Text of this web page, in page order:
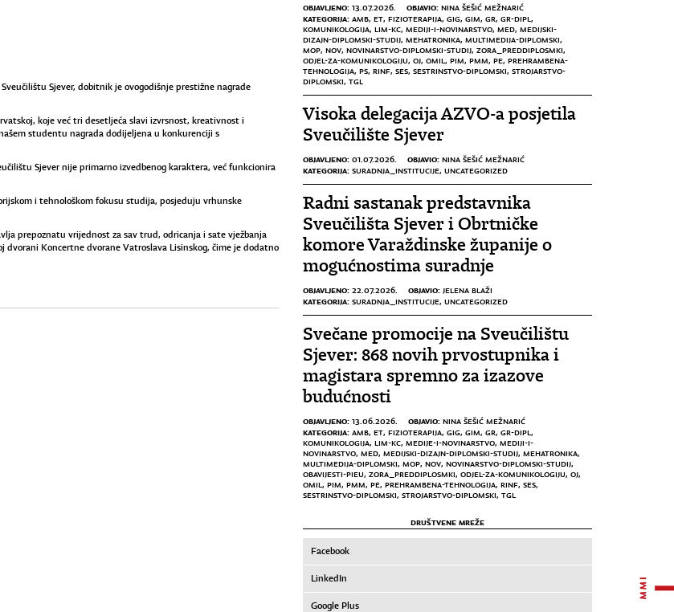
Sjever, dobitnik je ovogodišnje prestižne nagrade
koje već tri desetljeća slavi izvrsnost, kreativnost i
studentu nagrada dodijeljena u konkurenciji s
Sjever nije primarno izvedbenog karaktera, već funkcionira
i tehnološkom fokusu studija, posjeduju vrhunske
prepoznatu vrijednost za sav trud, odricanja i sate vježbanja
dvorani Koncertne dvorane Vatroslava Lisinskog, čime je dodatno
OBJAVLJENO: 13.07.2026. OBJAVIO: NINA ŠEŠIĆ MEŽNARIĆ
KATEGORIJA: AMB, ET, FIZIOTERAPIJA, GIG, GIM, GR, GR-DIPL,
KOMUNIKOLOGIJA, LIM-KC, MEDIJI-I-NOVINARSTVO, MED, MEDIJSKI-
DIZAJN-DIPLOMSKI-STUDIJ, MEHATRONIKA, MULTIMEDIJA-DIPLOMSKI,
MOP, NOV, NOVINARSTVO-DIPLOMSKI-STUDIJ, ZORA_PREDDIPLOSMKI,
ODJEL-ZA-KOMUNIKOLOGIJU, OJ, OMIL, PIM, PMM, PE, PREHRAMBENA-
TEHNOLOGIJA, PS, RINF, SES, SESTRINSTVO-DIPLOMSKI, STROJARSTVO-
DIPLOMSKI, TGL
Visoka delegacija AZVO-a posjetila
Sveučilište Sjever
OBJAVLJENO: 01.07.2026. OBJAVIO: NINA ŠEŠIĆ MEŽNARIĆ
KATEGORIJA: SURADNJA_INSTITUCIJE, UNCATEGORIZED
Radni sastanak predstavnika
Sveučilišta Sjever i Obrtničke
komore Varaždinske županije o
mogućnostima suradnje
OBJAVLJENO: 22.07.2026. OBJAVIO: JELENA BLAŽI
KATEGORIJA: SURADNJA_INSTITUCIJE, UNCATEGORIZED
Svečane promocije na Sveučilištu
Sjever: 868 novih prvostupnika i
magistara spremno za izazove
budućnosti
OBJAVLJENO: 13.06.2026. OBJAVIO: NINA ŠEŠIĆ MEŽNARIĆ
KATEGORIJA: AMB, ET, FIZIOTERAPIJA, GIG, GIM, GR, GR-DIPL,
KOMUNIKOLOGIJA, LIM-KC, MEDIJE-I-NOVINARSTVO, MEDIJI-I-
NOVINARSTVO, MED, MEDIJSKI-DIZAJN-DIPLOMSKI-STUDIJ, MEHATRONIKA,
MULTIMEDIJA-DIPLOMSKI, MOP, NOV, NOVINARSTVO-DIPLOMSKI-STUDIJ,
OBAVIJESTI-PIEU, ZORA_PREDDIPLOSMKI, ODJEL-ZA-KOMUNIKOLOGIJU, OJ,
OMIL, PIM, PMM, PE, PREHRAMBENA-TEHNOLOGIJA, RINF, SES,
SESTRINSTVO-DIPLOMSKI, STROJARSTVO-DIPLOMSKI, TGL
DRUŠTVENE MREŽE
Facebook
LinkedIn
Google Plus